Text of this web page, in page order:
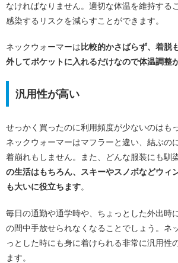
なければなりません。適切な体温を維持する
感染するリスクを減らすことができます。
ネックウォーマーは 比較的かさばらず、着脱
外してポケットに入れるだけなので体温調整
汎用性が高い
せっかく買ったのに利用頻度が少ないのはも
ネックウォーマーはマフラーと違い、結ぶの
着崩れもしません。また、どんな服装にも馴
の生活はもちろん、スキーやスノボなどウィ
も大いに役立ちます。
毎日の通勤や通学時や、ちょっとした外出時
の間中手放せられなくなることでしょう。ネ
っとした時にも身に着けられる非常に汎用性
ます。